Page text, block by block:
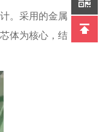
。采用的金属
体为核心，结